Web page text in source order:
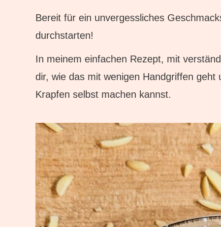
Bereit für ein unvergessliches
durchstarten!
In meinem einfachen Rezept, mit
dir, wie das mit wenigen Handgriffen
Krapfen selbst machen kannst.